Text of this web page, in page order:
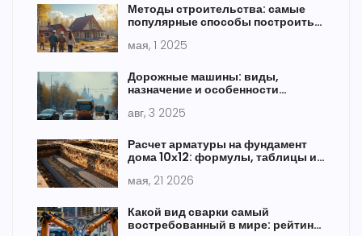
Методы строительства: самые
популярные способы построить
мая, 1 2025
Дорожные машины: виды,
назначение и особенности
авг, 3 2025
Расчет арматуры на фундамент
дома 10х12: формулы, таблицы и
мая, 21 2026
Какой вид сварки самый
востребованный в мире: рейтинг